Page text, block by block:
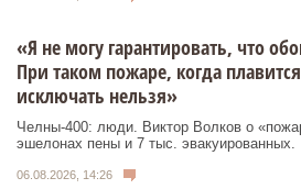
«Я не могу гарантировать, что
При таком пожаре, когда
исключать нельзя»
Челны-400: люди. Виктор Волков о
эшелонах пены и 7 тыс. эвакуированных.
06.08.2026, 14:26